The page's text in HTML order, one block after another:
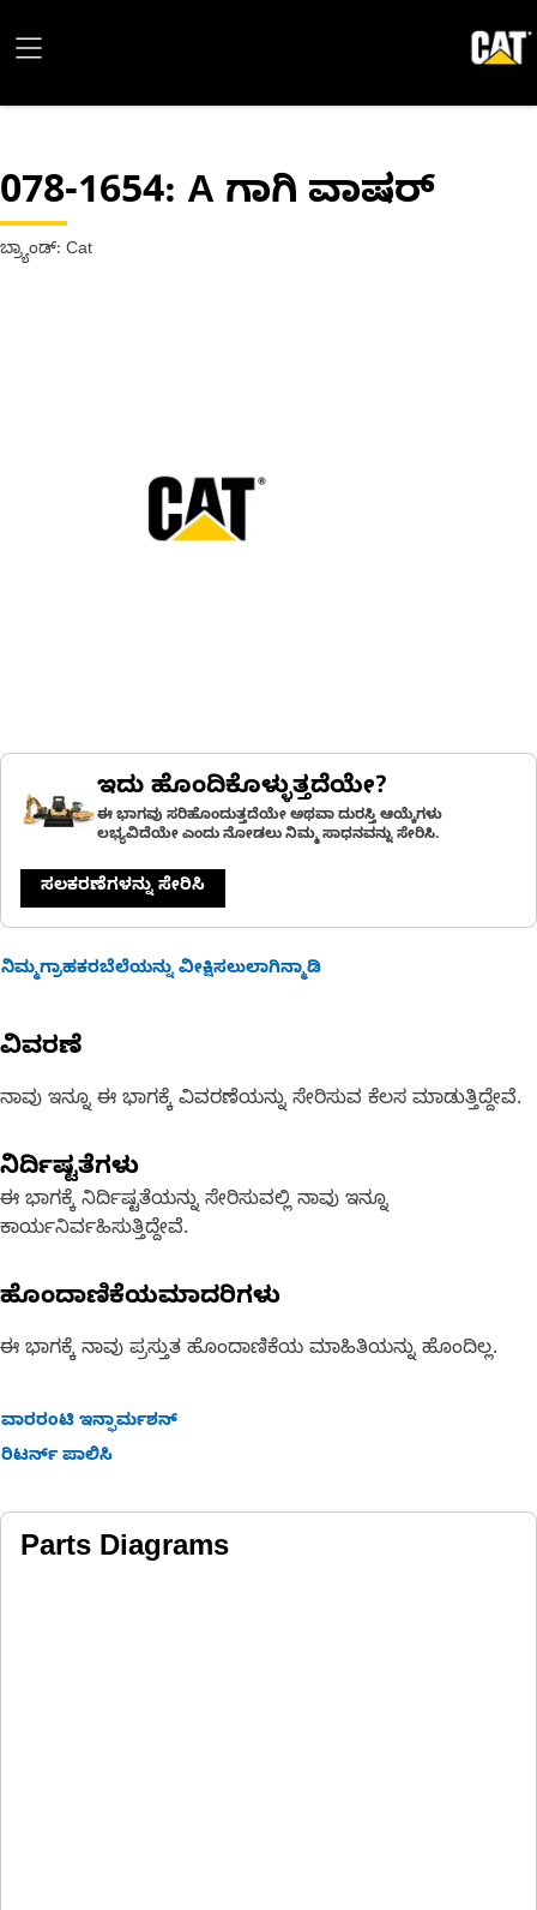
078-1654: A ಗಾಗಿ ವಾಷರ್
ಬ್ರ್ಯಾಂಡ್: Cat
ಇದು ಹೊಂದಿಕೊಳ್ಳುತ್ತದೆಯೇ?
ಈ ಭಾಗವು ಸರಿಹೊಂದುತ್ತದೆಯೇ ಅಥವಾ ದುರಸ್ತಿ ಆಯ್ಕೆಗಳು
ಲಭ್ಯವಿದೆಯೇ ಎಂದು ನೋಡಲು ನಿಮ್ಮ ಸಾಧನವನ್ನು ಸೇರಿಸಿ.
ಸಲಕರಣೆಗಳನ್ನು ಸೇರಿಸಿ
ನಿಮ್ಮಗ್ರಾಹಕರಬೆಲೆಯನ್ನು ವೀಕ್ಷಿಸಲುಲಾಗಿನ್ಮಾಡಿ
ವಿವರಣೆ
ನಾವು ಇನ್ನೂ ಈ ಭಾಗಕ್ಕೆ ವಿವರಣೆಯನ್ನು ಸೇರಿಸುವ ಕೆಲಸ ಮಾಡುತ್ತಿದ್ದೇವೆ.
ನಿರ್ದಿಷ್ಟತೆಗಳು
ಈ ಭಾಗಕ್ಕೆ ನಿರ್ದಿಷ್ಟತೆಯನ್ನು ಸೇರಿಸುವಲ್ಲಿ ನಾವು ಇನ್ನೂ
ಕಾರ್ಯನಿರ್ವಹಿಸುತ್ತಿದ್ದೇವೆ.
ಹೊಂದಾಣಿಕೆಯಮಾದರಿಗಳು
ಈ ಭಾಗಕ್ಕೆ ನಾವು ಪ್ರಸ್ತುತ ಹೊಂದಾಣಿಕೆಯ ಮಾಹಿತಿಯನ್ನು ಹೊಂದಿಲ್ಲ.
ವಾರರಂಟಿ ಇನ್ಫಾರ್ಮಶನ್
ರಿಟರ್ನ್ ಪಾಲಿಸಿ
Parts Diagrams